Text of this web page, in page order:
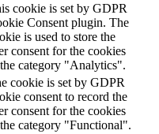
cookie is set by GDPR
Consent plugin. The
is used to store the
consent for the cookies
category "Analytics".
cookie is set by GDPR
consent to record the
consent for the cookies
category "Functional".